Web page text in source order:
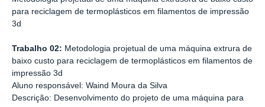
para reciclagem de termoplásticos em filamentos de impressão
3d
Trabalho 02: Metodologia projetual de uma máquina extrura de
baixo custo para reciclagem de termoplásticos em filamentos de
impressão 3d
Aluno responsável: Waind Moura da Silva
Descrição: Desenvolvimento do projeto de uma máquina para